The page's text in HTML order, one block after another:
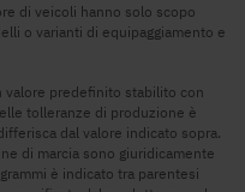
di veicoli hanno solo scopo
o varianti di equipaggiamento e
valore predefinito stabilito con
tolleranze di produzione è
dal valore indicato sopra.
di marcia sono giuridicamente
è indicato tra parentesi